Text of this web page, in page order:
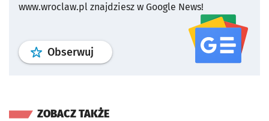
www.wroclaw.pl znajdziesz w Google News!
Obserwuj profil serwisu
ZOBACZ TAKŻE